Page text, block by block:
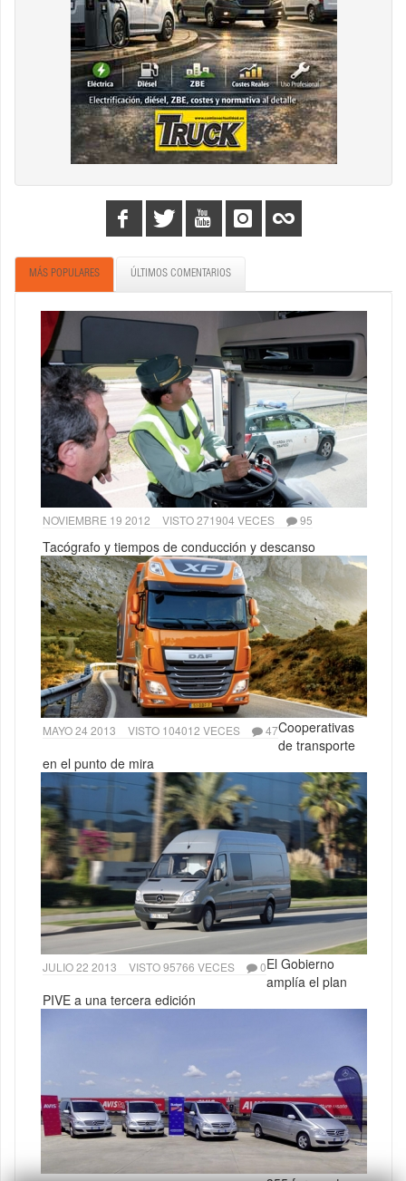
MÁS POPULARES ÚLTIMOS COMENTARIOS
NOVIEMBRE 19 2012 VISTO 271904 VECES 95
Tacógrafo y tiempos de conducción y descanso
MAYO 24 2013 VISTO 104012 VECES 47Cooperativas
de transporte
en el punto de mira
JULIO 22 2013 VISTO 95766 VECES 0El Gobierno
amplía el plan
PIVE a una tercera edición